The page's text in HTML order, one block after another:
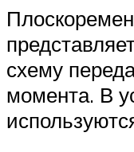
схему
момента. В